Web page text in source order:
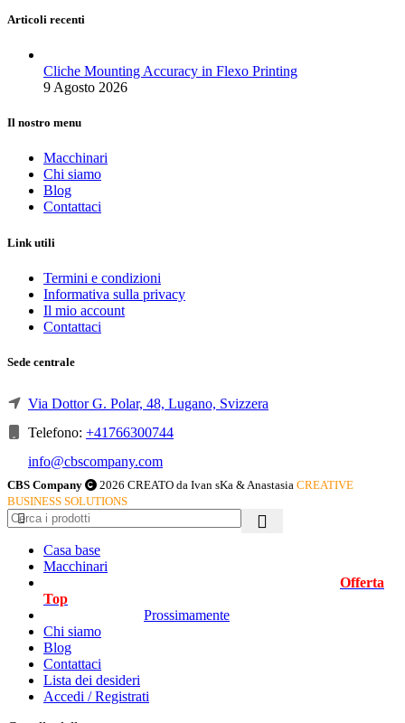
Articoli recenti
Cliche Mounting Accuracy in Flexo Printing
9 Agosto 2026
Il nostro menu
Macchinari
Chi siamo
Blog
Contattaci
Link utili
Termini e condizioni
Informativa sulla privacy
Il mio account
Contattaci
Sede centrale
Via Dottor G. Polar, 48, Lugano, Svizzera
Telefono: +41766300744
info@cbscompany.com
CBS Company 2026 CREATO da Ivan sKa & Anastasia CREATIVE
BUSINESS SOLUTIONS
Casa base
Macchinari
Offerta
Top
Prossimamente
Chi siamo
Blog
Contattaci
Lista dei desideri
Accedi / Registrati